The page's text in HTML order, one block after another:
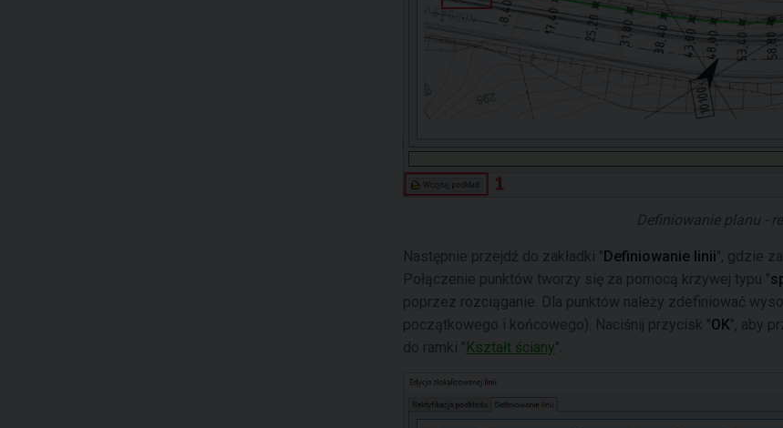
Definiowanie planu -
Następnie przejdź do zakładki "Definiowanie linii", gdzie
Połączenie punktów tworzy się za pomocą krzywej typu "
poprzez rozciąganie. Dla punktów należy zdefiniować
początkowego i końcowego). Naciśnij przycisk "OK", aby
do ramki "Kształt ściany".